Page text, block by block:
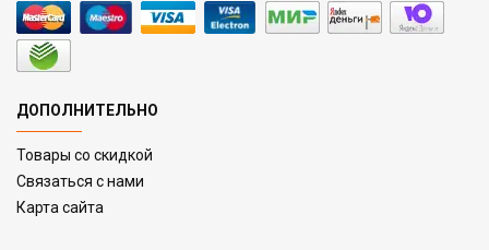
ДОПОЛНИТЕЛЬНО
Товары со скидкой
Связаться с нами
Карта сайта